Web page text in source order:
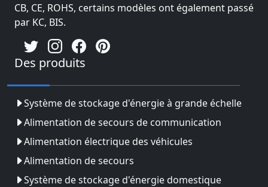
CB, CE, ROHS, certains modèles ont également passé
par KC, BIS.
Des produits
Système de stockage d'énergie à grande échelle
Alimentation de secours de communication
Alimentation électrique des véhicules
Alimentation de secours
Système de stockage d'énergie domestique